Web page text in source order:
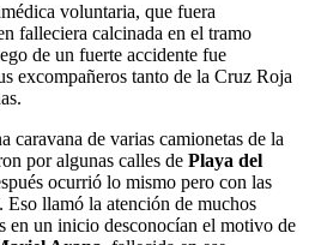
voluntaria, que fuera
falleciera calcinada en el tramo
de un fuerte accidente fue
excompañeros tanto de la Cruz Roja
caravana de varias camionetas de la
por algunas calles de Playa del
ocurrió lo mismo pero con las
llamó la atención de muchos
en un inicio desconocían el motivo de